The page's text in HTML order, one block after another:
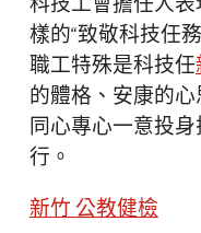
樣的“致敬科技任
職工特殊是科技任
的體格、安康的
同心專心一意投
行。
新竹 公教健檢